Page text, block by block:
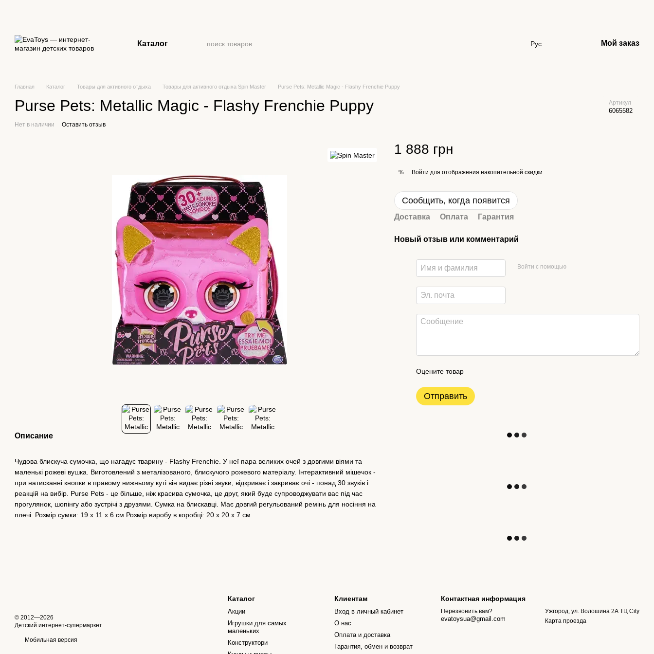
Каталог Рус Мой заказ
Главная Каталог Товары для активного отдыха Товары для активного отдыха Spin Master Purse Pets: Metallic Magic - Flashy Frenchie Puppy
Purse Pets: Metallic Magic - Flashy Frenchie Puppy Артикул
6065582
Нет в наличии Оставить отзыв
Описание
Чудова блискуча сумочка, що нагадує тварину - Flashy Frenchie. У неї пара великих очей з довгими віями та
маленькі рожеві вушка. Виготовлений з металізованого, блискучого рожевого матеріалу. Інтерактивний мішечок -
при натисканні кнопки в правому нижньому куті він видає різні звуки, відкриває і закриває очі - понад 30 звуків і
реакцій на вибір. Purse Pets - це більше, ніж красива сумочка, це друг, який буде супроводжувати вас під час
прогулянок, шопінгу або зустрічі з друзями. Сумка на блискавці. Має довгий регульований ремінь для носіння на
плечі. Розмір сумки: 19 х 11 х 6 см Розмір виробу в коробці: 20 х 20 х 7 см
1 888 грн
% Войти для отображения накопительной скидки
Сообщить, когда появится
Доставка Оплата Гарантия
Новый отзыв или комментарий
Войти с помощью
Оцените товар
Отправить
© 2012—2026
Детский интернет-супермаркет
Мобильная версия
Каталог
Акции
Игрушки для самых
маленьких
Конструктори
Клиентам
Вход в личный кабинет
О нас
Оплата и доставка
Гарантия, обмен и возврат
Контактная информация
Перезвонить вам?
evatoysua@gmail.com
Ужгород, ул. Волошина 2А ТЦ City
Карта проезда